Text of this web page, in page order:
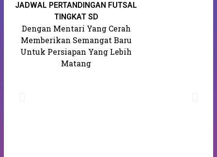
JADWAL PERTANDINGAN FUTSAL
TINGKAT SD
Dengan Mentari Yang Cerah
Memberikan Semangat Baru
Untuk Persiapan Yang Lebih
Matang